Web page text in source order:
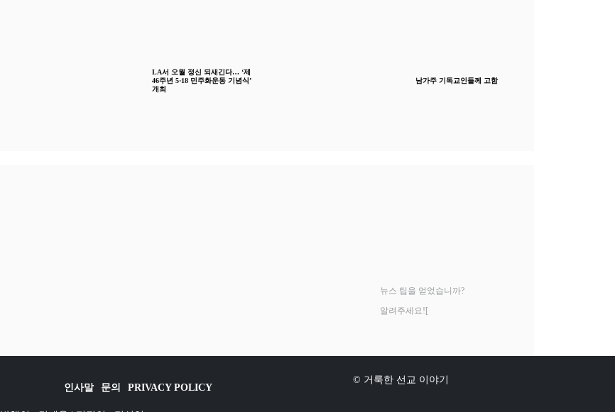
LA서 오월 정신 되새긴다… ‘제
46주년 5·18 민주화운동 기념식’
개최
남가주 기독교인들께 고함
뉴스 팁을 얻었습니까?
알려주세요![
인사말 문의 PRIVACY POLICY
© 거룩한 선교 이야기